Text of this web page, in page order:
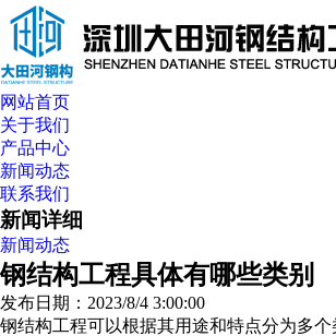
网站首页
关于我们
产品中心
新闻动态
联系我们
新闻详细
新闻动态
钢结构工程具体有哪些类别
发布日期：2023/8/4 3:00:00
钢结构工程可以根据其用途和特点分为多